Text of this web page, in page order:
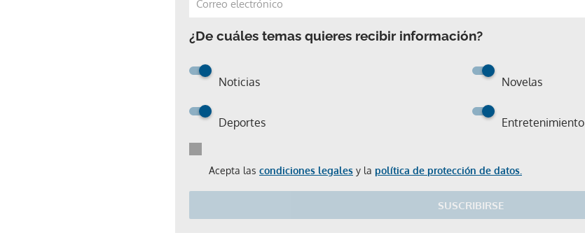
¿De cuáles temas quieres recibir información?
Noticias Novelas
Deportes Entretenimiento
Acepta las condiciones legales y la política de protección de datos.
SUSCRIBIRSE